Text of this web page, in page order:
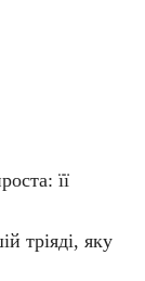
її
тріяді, яку